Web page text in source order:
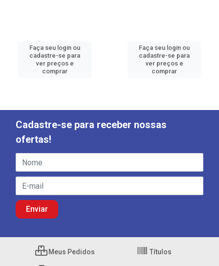
Faça seu login ou
cadastre-se para
ver preços e
comprar
Faça seu login ou
cadastre-se para
ver preços e
comprar
Cadastre-se para receber nossas
ofertas!
Meus Pedidos Títulos